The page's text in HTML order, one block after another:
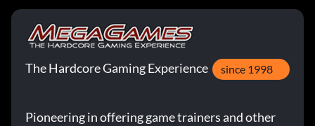
The Hardcore Gaming Experience since 1998
Pioneering in offering game trainers and other